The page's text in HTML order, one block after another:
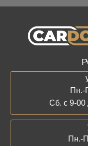
Пн.-
Сб. с 9-
Пн.-